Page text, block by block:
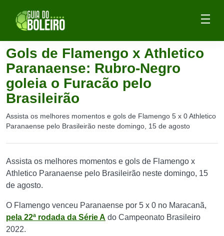
Gols de Flamengo x Athletico
Paranaense: Rubro-Negro
goleia o Furacão pelo
Brasileirão
Assista os melhores momentos e gols de Flamengo 5 x 0 Athletico
Paranaense pelo Brasileirão neste domingo, 15 de agosto
Assista os melhores momentos e gols de Flamengo x
Athletico Paranaense pelo Brasileirão neste domingo, 15
de agosto.
O Flamengo venceu Paranaense por 5 x 0 no Maracanã,
pela 22ª rodada da Série A do Campeonato Brasileiro
2022.